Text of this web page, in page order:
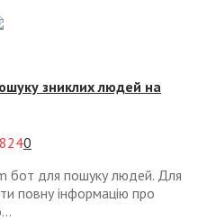
зниклих людей на
8240
бот для пошуку людей. Для
повну інформацію про